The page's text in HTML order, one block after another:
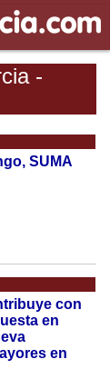
-
SUMA
con
en
en